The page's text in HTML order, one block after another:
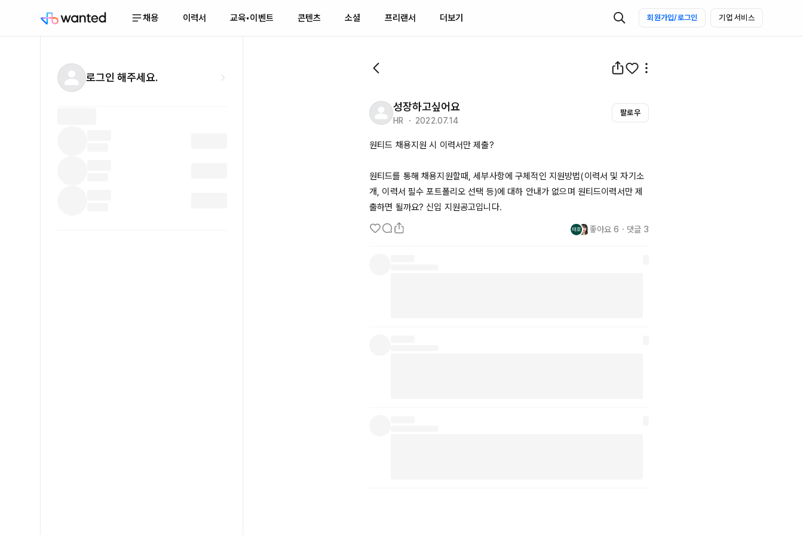
채용 이력서 교육•이벤트 콘텐츠 소셜 프리랜서 더보기 회원가입/로그인 기업 서비스
로그인 해주세요.
성장하고싶어요
HR ・ 2022.07.14
팔로우
원티드 채용지원 시 이력서만 제출?
원티드를 통해 채용지원할때, 세부사항에 구체적인 지원방법(이력서 및 자기소
개, 이력서 필수 포트폴리오 선택 등)에 대하 안내가 없으며 원티드이력서만 제
출하면 될까요? 신입 지원공고입니다.
좋아요 6 ・ 댓글 3